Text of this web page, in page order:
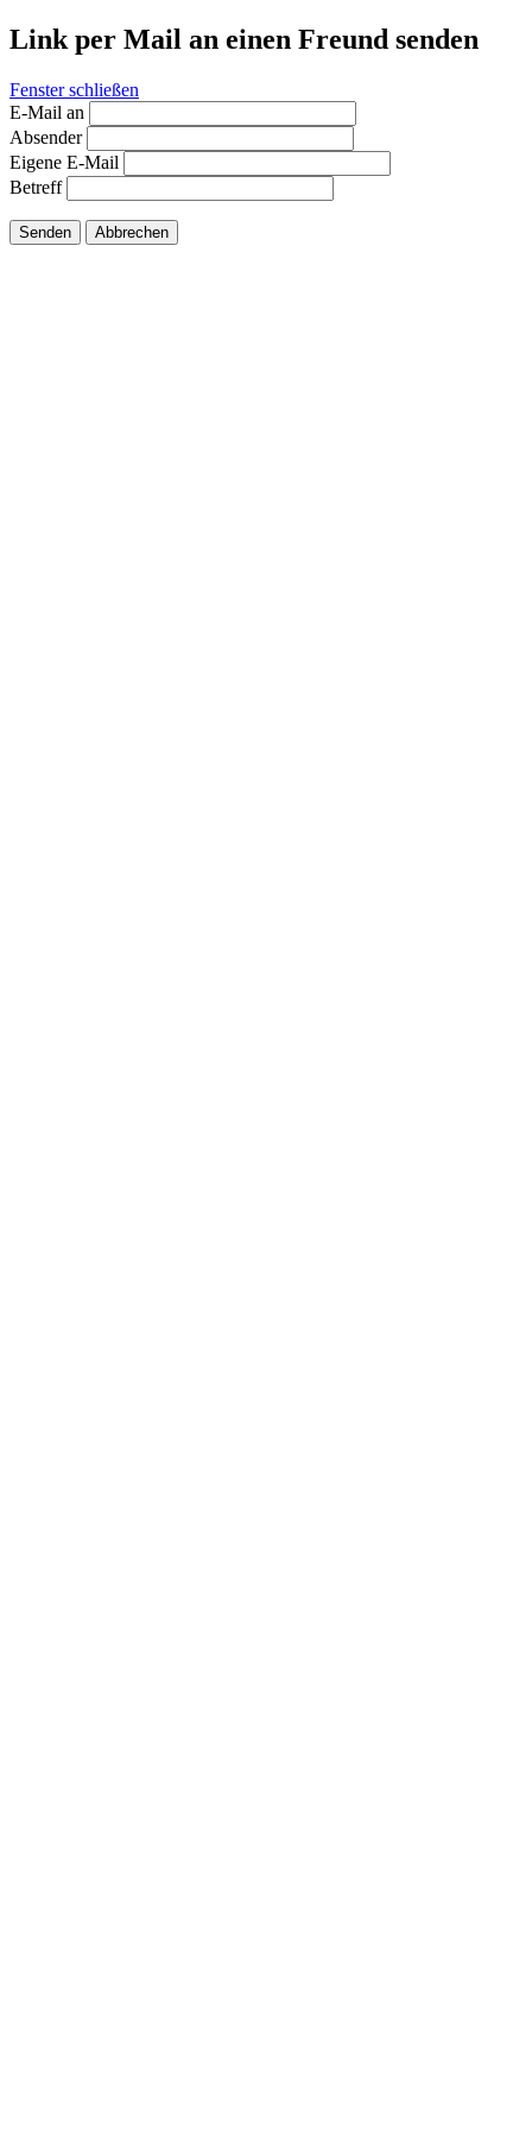
Link per Mail an einen Freund senden
Fenster schließen
E-Mail an
Absender
Eigene E-Mail
Betreff
Senden Abbrechen